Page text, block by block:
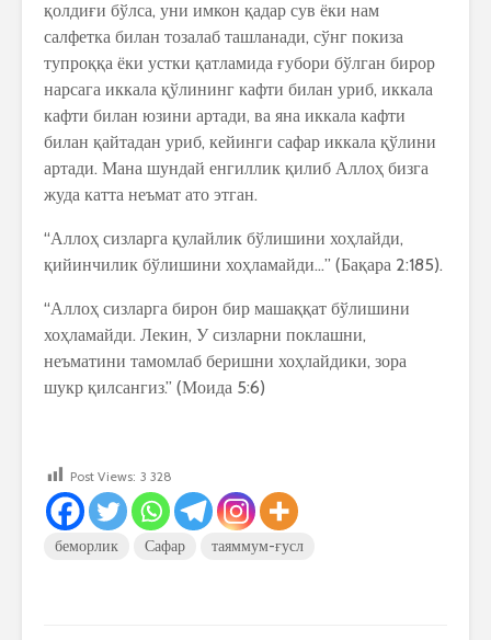
қолдиғи бўлса, уни имкон қадар сув ёки нам
салфетка билан тозалаб ташланади, сўнг покиза
тупроққа ёки устки қатламида ғубори бўлган бирор
нарсага иккала қўлининг кафти билан уриб, иккала
кафти билан юзини артади, ва яна иккала кафти
билан қайтадан уриб, кейинги сафар иккала қўлини
артади. Мана шундай енгиллик қилиб Аллоҳ бизга
жуда катта неъмат ато этган.
“Аллоҳ сизларга қулайлик бўлишини хоҳлайди,
қийинчилик бўлишини хоҳламайди…” (Бақара 2:185).
“Аллоҳ сизларга бирон бир машаққат бўлишини
хоҳламайди. Лекин, У сизларни поклашни,
неъматини тамомлаб беришни хоҳлайдики, зора
шукр қилсангиз.” (Моида 5:6)
Post Views: 3 328
беморлик Сафар таяммум-ғусл